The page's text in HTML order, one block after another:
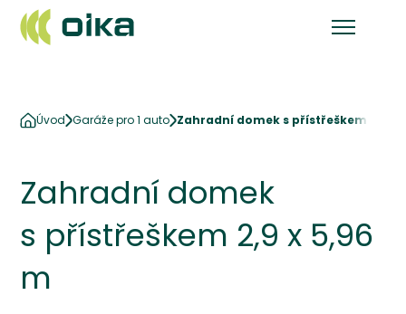
Úvod Garáže pro 1 auto Zahradní domek s přístřeškem 2,9 x
Zahradní domek
s přístřeškem 2,9 x 5,96
m